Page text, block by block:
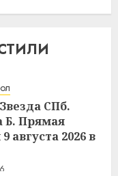
СПб.
Б. Прямая
августа 2026 в